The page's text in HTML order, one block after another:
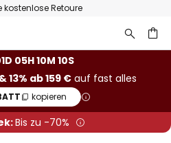
kostenlose Retoure
05H 10M 10S
13% ab 159 €auf fast alles
kopieren
Bis zu -70%